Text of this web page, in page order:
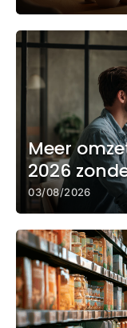
Meer
2026
03/08/2026